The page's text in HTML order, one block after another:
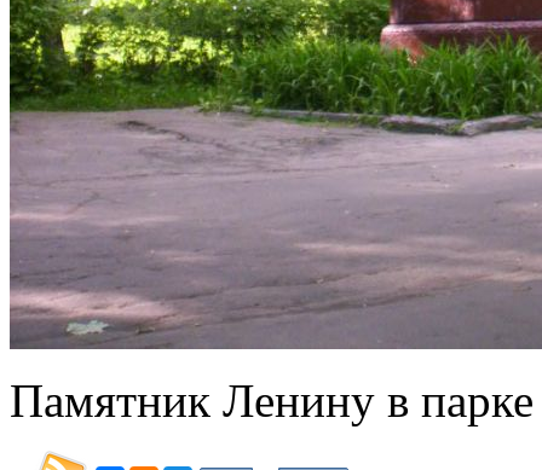
Памятник Ленину в